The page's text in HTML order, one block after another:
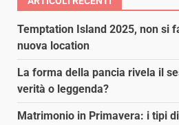
Temptation Island 2025, non si
nuova location
La forma della pancia rivela il
verità o leggenda?
Matrimonio in Primavera: i tipi